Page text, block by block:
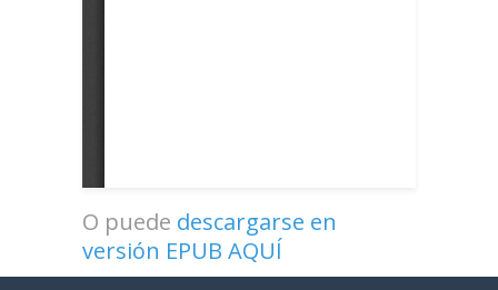
O puede descargarse en
versión EPUB AQUÍ